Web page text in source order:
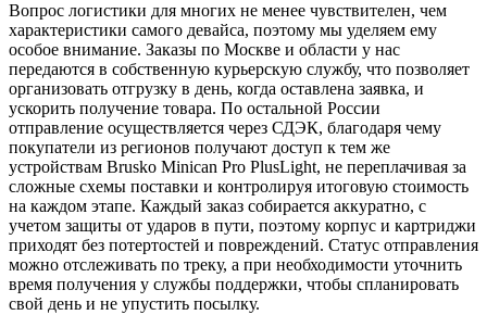
Вопрос логистики для многих не менее чувствителен, чем
характеристики самого девайса, поэтому мы уделяем ему
особое внимание. Заказы по Москве и области у нас
передаются в собственную курьерскую службу, что позволяет
организовать отгрузку в день, когда оставлена заявка, и
ускорить получение товара. По остальной России
отправление осуществляется через СДЭК, благодаря чему
покупатели из регионов получают доступ к тем же
устройствам Brusko Minican Pro PlusLight, не переплачивая за
сложные схемы поставки и контролируя итоговую стоимость
на каждом этапе. Каждый заказ собирается аккуратно, с
учетом защиты от ударов в пути, поэтому корпус и картриджи
приходят без потертостей и повреждений. Статус отправления
можно отслеживать по треку, а при необходимости уточнить
время получения у службы поддержки, чтобы спланировать
свой день и не упустить посылку.